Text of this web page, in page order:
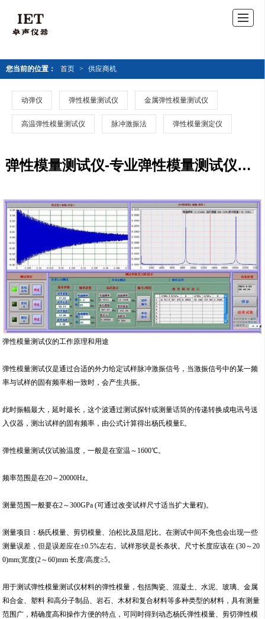
您当前的位置： 首页 > 供应商机
动弹仪 弹性模量测试仪 金属弹性模量测试仪
高温弹性模量测试仪 脉冲激振法 弹性模量测定仪
弹性模量测试仪-专业弹性模量测试仪定制
弹性模量测试仪的工作原理和用途
弹性模量测试仪是通过合适的外力给定试样脉冲激振信号，当激振信号中的某一频
率与试样的固有频率相一致时，会产生共振。
此时振幅最大，延时最长，这个波通过测试探针或测量话筒的传递转换成电讯号送
入仪器，测出试样的固有频率，由公式计算得出杨氏模量E。
弹性模量测试仪试验温度，一般是在室温～1600℃。
频率范围是在20～20000Hz。
测量范围一般要在2～300GPa (可通过改变试样尺寸适当扩大量程)。
测量项目：杨氏模量、剪切模量、泊松比及阻尼比。在测试中间不免也会出现一些
测量误差，但是误差应在±0.5%左右。试样形状是长条状。尺寸长度应该在 (30～20
0)mm;宽度(2～60)mm 长度/高度≥5。
用于测试弹性模量测试仪材料的弹性模量，包括陶瓷、混凝土、水泥、玻璃、金属
和合金、塑料 和高分子制品、岩石、木材和复合材料等多种类型的材料，具有测量
范围广，精确度高和操作方便的特点，可同时得到动态杨氏弹性模量、剪切弹性模